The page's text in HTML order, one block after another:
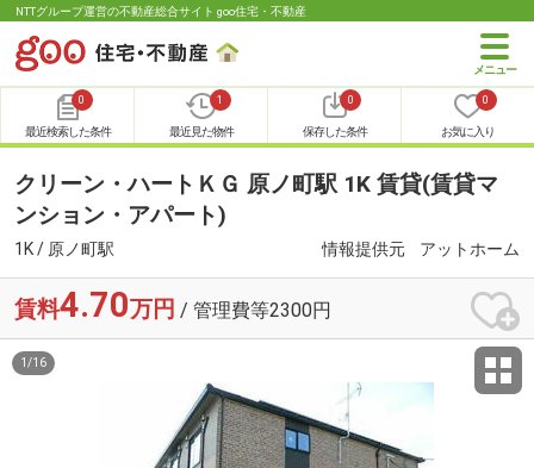
NTTグループ運営の不動産総合サイト goo住宅・不動産
0
最近検索した条件
1
最近見た物件
0
保存した条件
0
お気に入り
クリーン・ハートＫＧ 原ノ町駅 1K 賃貸(賃貸マ
ンション・アパート)
1K / 原ノ町駅 情報提供元 アットホーム
賃料4.70万円 / 管理費等2300円
1 /16